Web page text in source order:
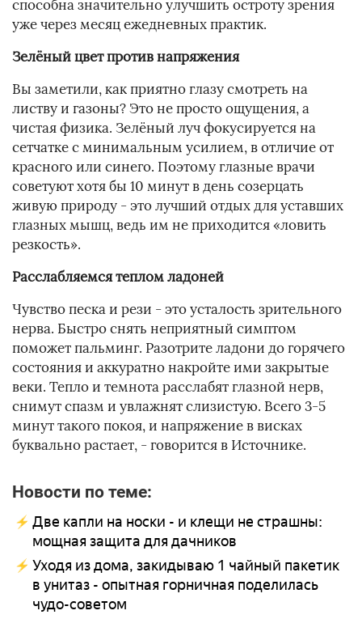
способна значительно улучшить остроту зрения
уже через месяц ежедневных практик.
Зелёный цвет против напряжения
Вы заметили, как приятно глазу смотреть на
листву и газоны? Это не просто ощущения, а
чистая физика. Зелёный луч фокусируется на
сетчатке с минимальным усилием, в отличие от
красного или синего. Поэтому глазные врачи
советуют хотя бы 10 минут в день созерцать
живую природу - это лучший отдых для уставших
глазных мышц, ведь им не приходится «ловить
резкость».
Расслабляемся теплом ладоней
Чувство песка и рези - это усталость зрительного
нерва. Быстро снять неприятный симптом
поможет пальминг. Разотрите ладони до горячего
состояния и аккуратно накройте ими закрытые
веки. Тепло и темнота расслабят глазной нерв,
снимут спазм и увлажнят слизистую. Всего 3-5
минут такого покоя, и напряжение в висках
буквально растает, - говорится в Источнике.
Новости по теме:
Две капли на носки - и клещи не страшны:
мощная защита для дачников
Уходя из дома, закидываю 1 чайный пакетик
в унитаз - опытная горничная поделилась
чудо-советом